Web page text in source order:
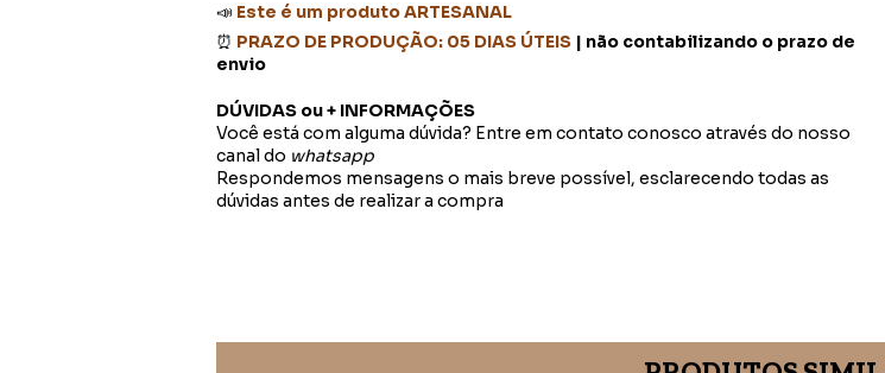
📣 Este é um produto ARTESANAL
⏰ PRAZO DE PRODUÇÃO: 05 DIAS ÚTEIS | não contabilizando o prazo de
envio
DÚVIDAS ou + INFORMAÇÕES
Você está com alguma dúvida? Entre em contato conosco através do nosso
canal do whatsapp
Respondemos mensagens o mais breve possível, esclarecendo todas as
dúvidas antes de realizar a compra